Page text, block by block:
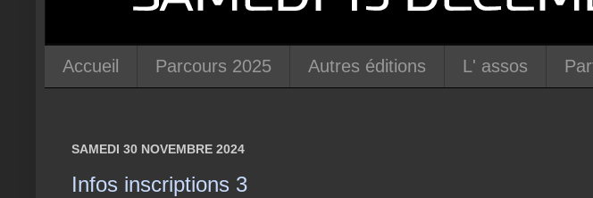
Accueil Parcours 2025 Autres éditions L' assos
SAMEDI 30 NOVEMBRE 2024
Infos inscriptions 3